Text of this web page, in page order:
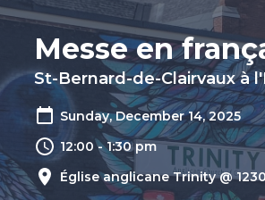
Messe en
St-Bernard-de-Clairvaux à
Sunday, December 14, 2025
12:00 - 1:30 pm
Église anglicane Trinity @